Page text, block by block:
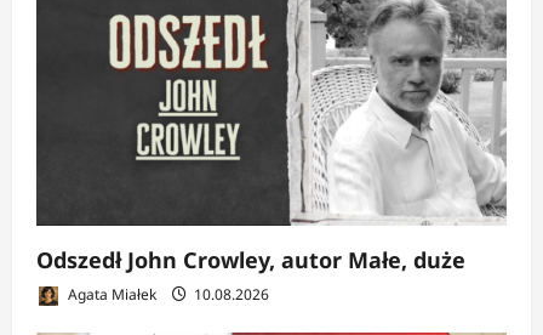
Odszedł John Crowley, autor Małe, duże
Agata Miałek 10.08.2026